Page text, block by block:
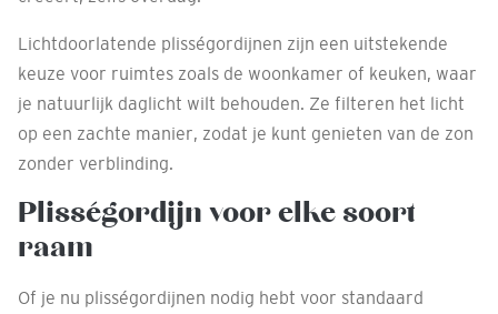
Lichtdoorlatende plisségordijnen zijn een uitstekende
keuze voor ruimtes zoals de woonkamer of keuken, waar
je natuurlijk daglicht wilt behouden. Ze filteren het licht
op een zachte manier, zodat je kunt genieten van de zon
zonder verblinding.
Plisségordijn voor elke soort
raam
Of je nu plisségordijnen nodig hebt voor standaard